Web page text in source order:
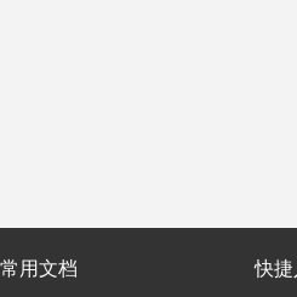
常用文档 快捷